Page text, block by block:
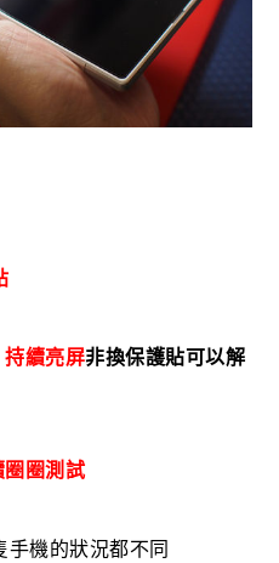
續亮屏非換保護貼可以解
圈測試
手機的狀況都不同